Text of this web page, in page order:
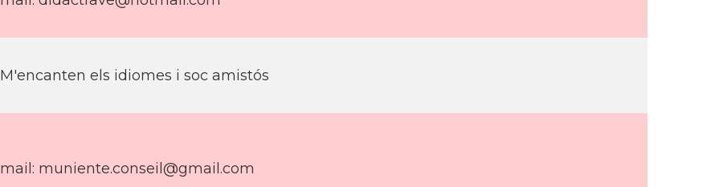
M'encanten els idiomes i soc amistós
mail: muniente.conseil@gmail.com